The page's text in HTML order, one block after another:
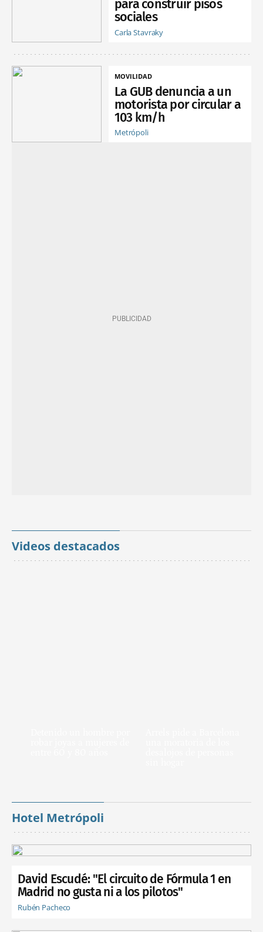
para construir pisos
sociales
Carla Stavraky
MOVILIDAD
La GUB denuncia a un
motorista por circular a
103 km/h
Metrópoli
Videos destacados
Hotel Metrópoli
David Escudé: "El circuito de Fórmula 1 en
Madrid no gusta ni a los pilotos"
Rubén Pacheco